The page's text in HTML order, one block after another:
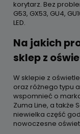
korytarz. Bez
G53, GX53, GU4,
LED.
Na jakich
sklep z
W sklepie z
oraz różnego typu
wspomnieć o
Zuma Line, a także
niewielka część
nowoczesne